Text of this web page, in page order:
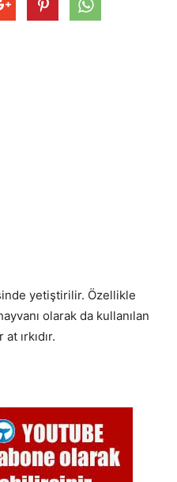
yetiştirilir. Özellikle
olarak da kullanılan
ırkıdır.